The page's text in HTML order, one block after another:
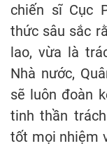
chiến sĩ Cục
thức sâu sắc
lao, vừa là
Nhà nước,
sẽ luôn đoàn
tinh thần
tốt mọi nhiệm